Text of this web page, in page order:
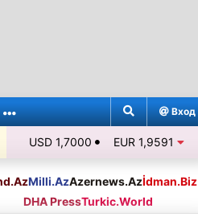
Вход
USD 1,7000 EUR 1,9591
Milli.AzAzernews.Azİdman.Biz
DHA PressTurkic.World